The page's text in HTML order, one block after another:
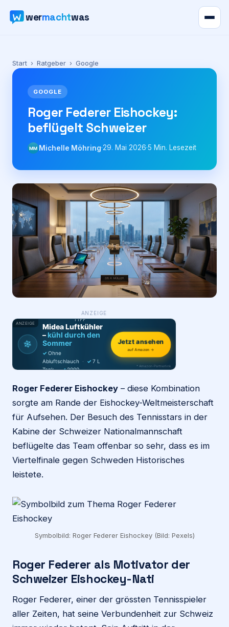
wermachtwas
Karte
News
Ratgeber
Werbung
Für Firmen
Login
Firma eintragen
Start › Ratgeber › Google
GOOGLE
Roger Federer Eishockey:
beflügelt Schweizer
MM Michelle Möhring·29. Mai 2026·5 Min. Lesezeit
ANZEIGE
ANZEIGE
❄
PRODUKT-
TIPP
Midea Luftkühler
–kühl durch den
Sommer
✓ Ohne
Abluftschlauch · ✓ 7 L
Tank · ✓2000
Jetzt ansehen
auf Amazon →
* Amazon-Partnerlink
Roger Federer Eishockey – diese Kombination
sorgte am Rande der Eishockey-Weltmeisterschaft
für Aufsehen. Der Besuch des Tennisstars in der
Kabine der Schweizer Nationalmannschaft
beflügelte das Team offenbar so sehr, dass es im
Viertelfinale gegen Schweden Historisches
leistete.
Symbolbild: Roger Federer Eishockey (Bild: Pexels)
Roger Federer als Motivator der
Schweizer Eishockey-Nati
Roger Federer, einer der grössten Tennisspieler
aller Zeiten, hat seine Verbundenheit zur Schweiz